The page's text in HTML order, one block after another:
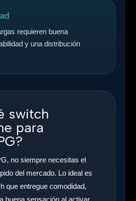
requieren buena
y una distribución
switch
para
no siempre necesitas el
del mercado. Lo ideal es
que entregue comodidad,